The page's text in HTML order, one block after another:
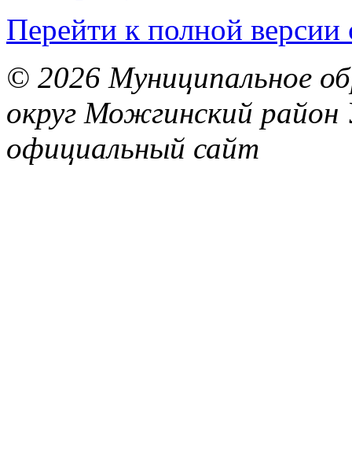
Перейти к полной версии
© 2026 Муниципальное
округ Можгинский район
официальный сайт